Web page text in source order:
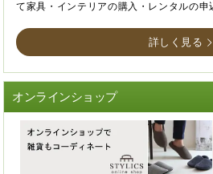
て家具・インテリアの購入・レンタルの申
詳しく見る
オンラインショップ